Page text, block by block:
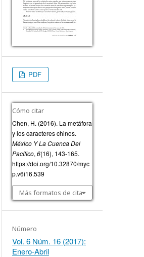
PDF
Cómo citar
Chen, H. (2016). La metáfora
y los caracteres chinos.
México Y La Cuenca Del
Pacífico, 6(16), 143-165.
https://doi.org/10.32870/myc
p.v6i16.539
Más formatos de cita
Número
Vol. 6 Núm. 16 (2017):
Enero-Abril